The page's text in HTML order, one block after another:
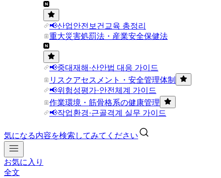
📢산업안전보건교육 총정리
重大災害処罰法・産業安全保健法
📢중대재해·산안법 대응 가이드
リスクアセスメント・安全管理体制
📢위험성평가·안전체계 가이드
作業環境・筋骨格系の健康管理
📢작업환경·근골격계 실무 가이드
気になる内容を検索してみてください
お気に入り
全文